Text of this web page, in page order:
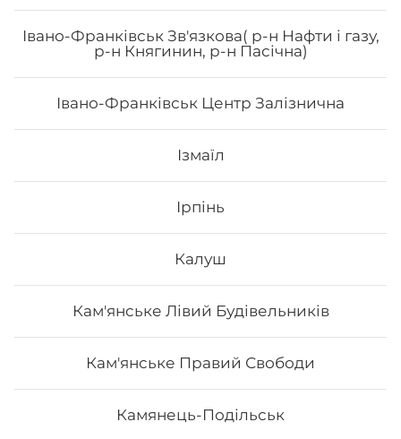
Івано-Франківськ Зв'язкова( р-н Нафти і газу,
р-н Княгинин, р-н Пасічна)
Івано-Франківськ Центр Залізнична
Ізмаїл
Ірпінь
Калуш
Кам'янське Лівий Будівельників
Кам'янське Правий Свободи
Камянець-Подільськ
Вага: 115 г Склад: норі, рис, сир філа
62₴ Хочу